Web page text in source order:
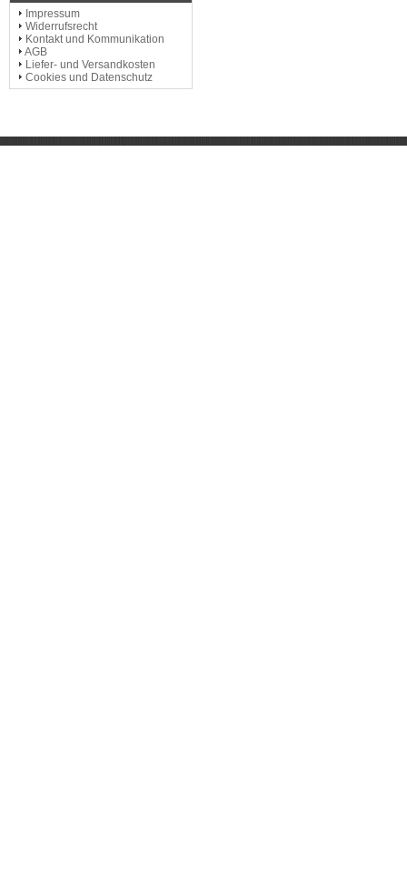
Impressum
Widerrufsrecht
Kontakt und Kommunikation
AGB
Liefer- und Versandkosten
Cookies und Datenschutz